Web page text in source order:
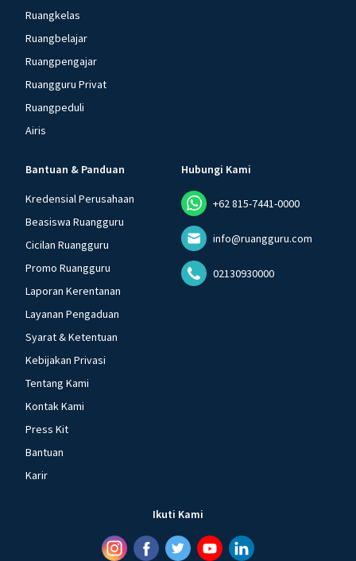
Ruangkelas
Ruangbelajar
Ruangpengajar
Ruangguru Privat
Ruangpeduli
Airis
Bantuan & Panduan
Kredensial Perusahaan
Beasiswa Ruangguru
Cicilan Ruangguru
Promo Ruangguru
Laporan Kerentanan
Layanan Pengaduan
Syarat & Ketentuan
Kebijakan Privasi
Tentang Kami
Kontak Kami
Press Kit
Bantuan
Karir
Hubungi Kami
+62 815-7441-0000
info@ruangguru.com
02130930000
Ikuti Kami